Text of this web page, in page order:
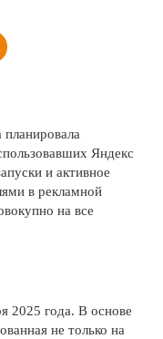
Яндекс
и активное
в рекламной
на все
2025 года. В основе
не только на